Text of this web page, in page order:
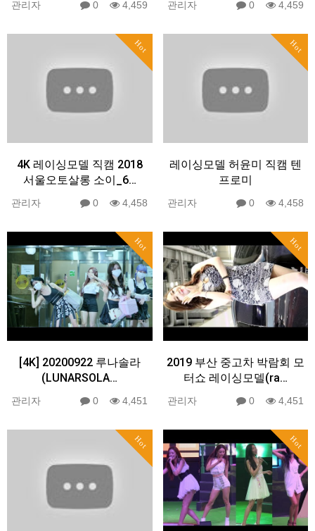
관리자 0 4,459 관리자 0 4,459
Hot
4K 레이싱모델 직캠 2018
서울오토살롱 소이_6…
관리자 0 4,458
Hot
레이싱모델 허윤미 직캠 텐
프로미
관리자 0 4,458
Hot
[4K] 20200922 루나솔라
(LUNARSOLA…
관리자 0 4,451
Hot
2019 부산 중고차 박람회 모
터쇼 레이싱모델(ra…
관리자 0 4,451
Hot Hot